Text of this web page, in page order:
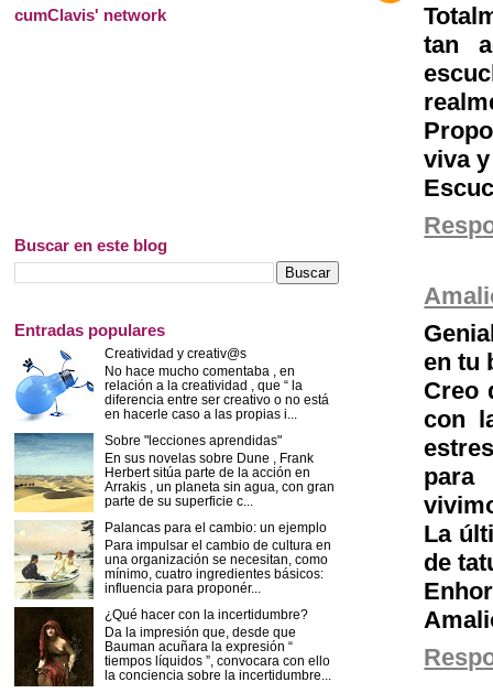
tan
viva
en tu
Creo
con
para
La
de
cumClavis' network
Buscar en este blog
Entradas populares
Creatividad y creativ@s
No hace mucho comentaba , en
relación a la creatividad , que “ la
diferencia entre ser creativo o no está
en hacerle caso a las propias i...
Sobre "lecciones aprendidas"
En sus novelas sobre Dune , Frank
Herbert sitúa parte de la acción en
Arrakis , un planeta sin agua, con gran
parte de su superficie c...
Palancas para el cambio: un ejemplo
Para impulsar el cambio de cultura en
una organización se necesitan, como
mínimo, cuatro ingredientes básicos:
influencia para proponér...
¿Qué hacer con la incertidumbre?
Da la impresión que, desde que
Bauman acuñara la expresión “
tiempos líquidos ”, convocara con ello
la conciencia sobre la incertidumbre...